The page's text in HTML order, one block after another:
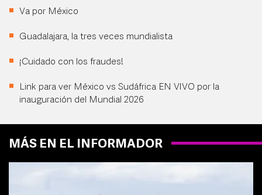
Va por México
Guadalajara, la tres veces mundialista
¡Cuidado con los fraudes!
Link para ver México vs Sudáfrica EN VIVO por la
inauguración del Mundial 2026
MÁS EN EL INFORMADOR